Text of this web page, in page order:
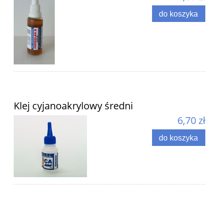
do koszyka
Klej cyjanoakrylowy średni
6,70 zł
do koszyka